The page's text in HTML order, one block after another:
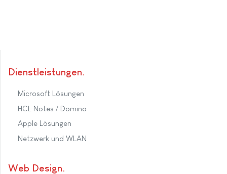
Dienstleistungen
Microsoft Lösungen
HCL Notes / Domino
Apple Lösungen
Netzwerk und WLAN
Web Design